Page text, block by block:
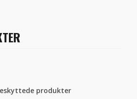
produkter